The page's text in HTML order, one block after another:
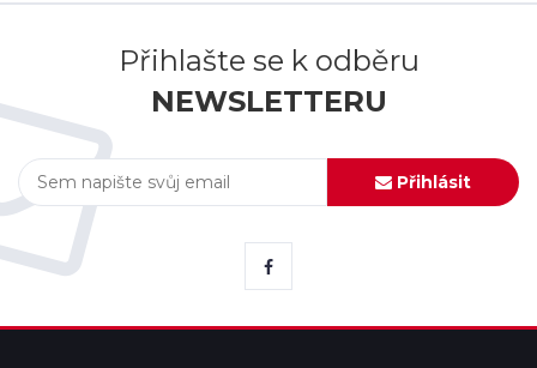
Přihlašte se k odběru
NEWSLETTERU
Přihlásit